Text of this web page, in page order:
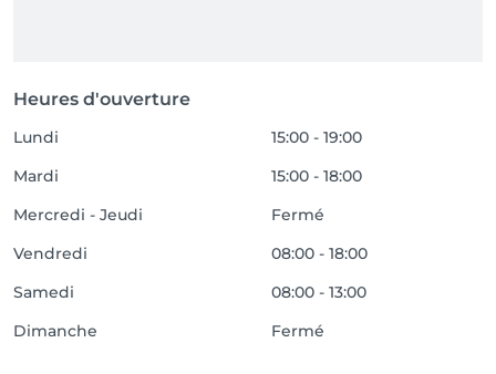
Heures d'ouverture
Lundi
15:00 - 19:00
Mardi
15:00 - 18:00
Mercredi - Jeudi
Fermé
Vendredi
08:00 - 18:00
Samedi
08:00 - 13:00
Dimanche
Fermé